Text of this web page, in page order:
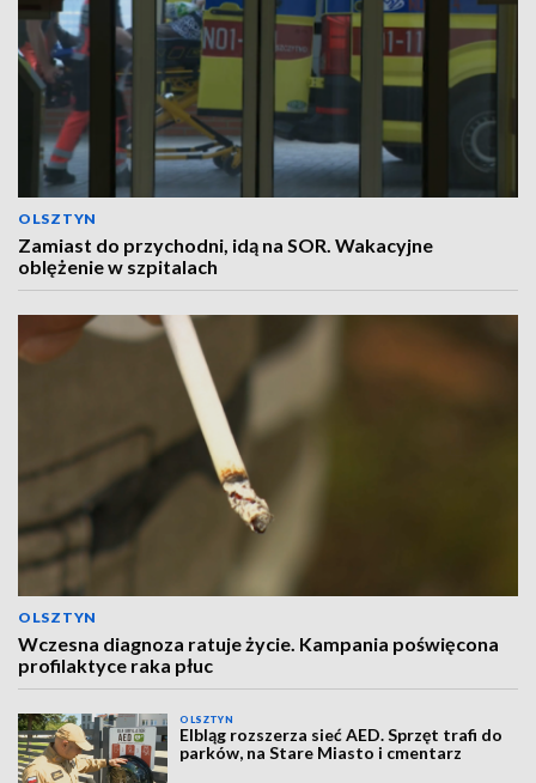
OLSZTYN
Zamiast do przychodni, idą na SOR. Wakacyjne
oblężenie w szpitalach
OLSZTYN
Wczesna diagnoza ratuje życie. Kampania poświęcona
profilaktyce raka płuc
OLSZTYN
Elbląg rozszerza sieć AED. Sprzęt trafi do
parków, na Stare Miasto i cmentarz